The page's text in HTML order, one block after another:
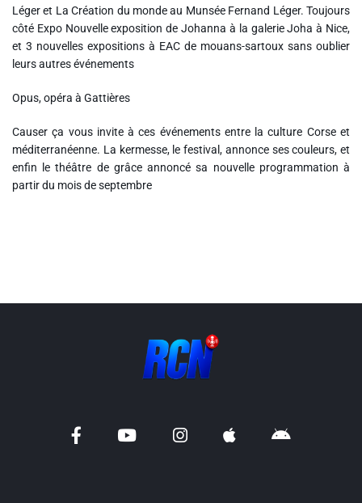
Photos
Vidéos / Clips
Ecrire à RCN
Liens utiles
Shabbat Project
Département des Alpes Maritimes
Léger et La Création du monde au Munsée Fernand Léger. Toujours
côté Expo Nouvelle exposition de Johanna à la galerie Joha à Nice,
et 3 nouvelles expositions à EAC de mouans-sartoux sans oublier
leurs autres événements
Opus, opéra à Gattières
Causer ça vous invite à ces événements entre la culture Corse et
méditerranéenne. La kermesse, le festival, annonce ses couleurs, et
enfin le théâtre de grâce annoncé sa nouvelle programmation à
partir du mois de septembre